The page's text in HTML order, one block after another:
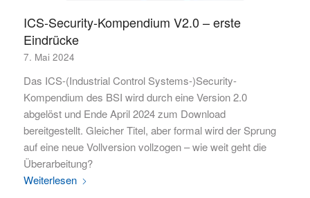
ICS-Security-Kompendium V2.0 – erste
Eindrücke
7. Mai 2024
Das ICS-(Industrial Control Systems-)Security-
Kompendium des BSI wird durch eine Version 2.0
abgelöst und Ende April 2024 zum Download
bereitgestellt. Gleicher Titel, aber formal wird der Sprung
auf eine neue Vollversion vollzogen – wie weit geht die
Überarbeitung?
Weiterlesen